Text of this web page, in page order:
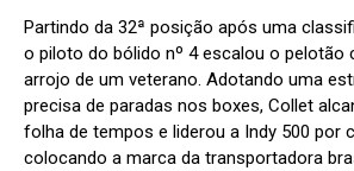
Partindo da 32ª posição após uma
o piloto do bólido nº 4 escalou o pelotão
arrojo de um veterano. Adotando uma
precisa de paradas nos boxes, Collet
folha de tempos e liderou a Indy 500 por
colocando a marca da transportadora